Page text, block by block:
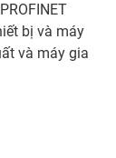
bị và máy
và máy gia